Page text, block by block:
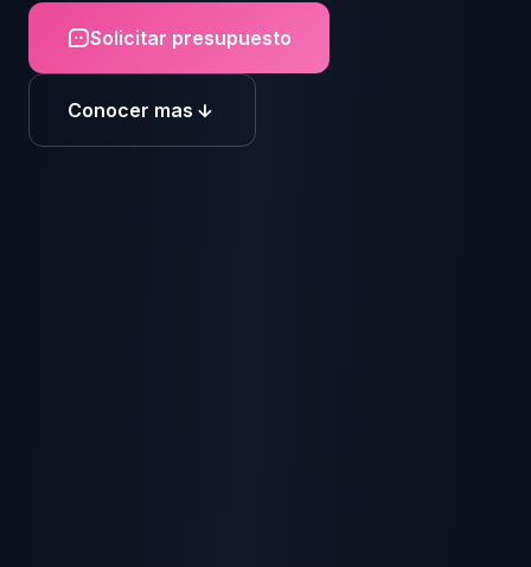
Solicitar presupuesto
Conocer mas